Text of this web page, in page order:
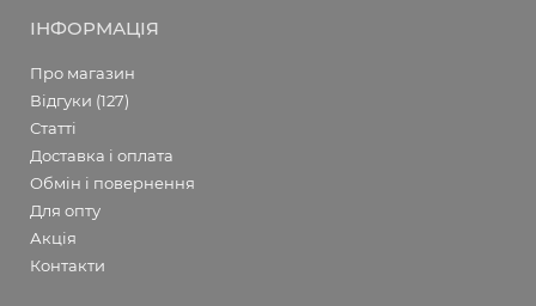
ІНФОРМАЦІЯ
Про магазин
Відгуки (127)
Статті
Доставка і оплата
Обмін і повернення
Для опту
Акція
Контакти